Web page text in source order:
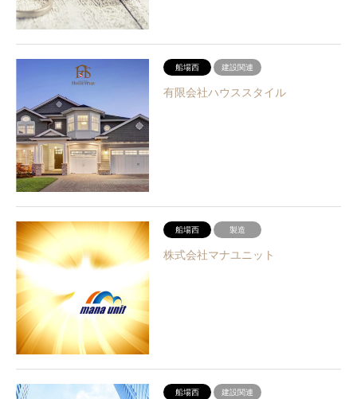
船場西 建設関連
有限会社ハウススタイル
船場西 製造
株式会社マナユニット
船場西 建設関連